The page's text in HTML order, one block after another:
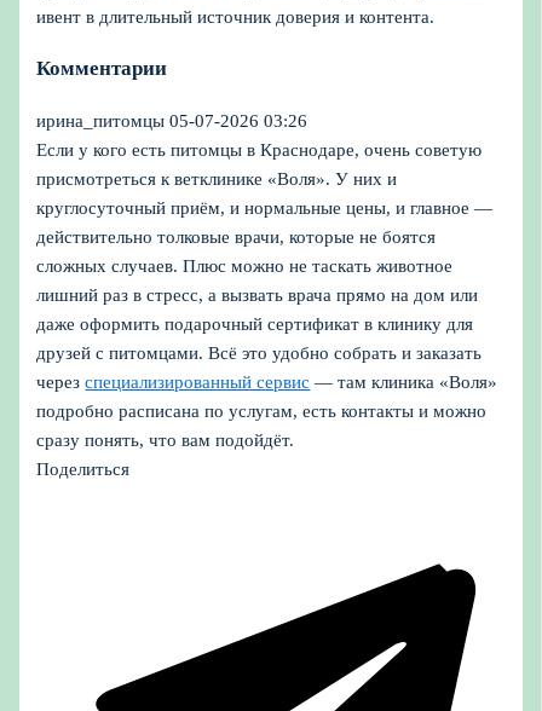
ивент в длительный источник доверия и контента.
Комментарии
ирина_питомцы 05-07-2026 03:26
Если у кого есть питомцы в Краснодаре, очень советую
присмотреться к ветклинике «Воля». У них и
круглосуточный приём, и нормальные цены, и главное —
действительно толковые врачи, которые не боятся
сложных случаев. Плюс можно не таскать животное
лишний раз в стресс, а вызвать врача прямо на дом или
даже оформить подарочный сертификат в клинику для
друзей с питомцами. Всё это удобно собрать и заказать
черезспециализированный сервис — там клиника «Воля»
подробно расписана по услугам, есть контакты и можно
сразу понять, что вам подойдёт.
Поделиться